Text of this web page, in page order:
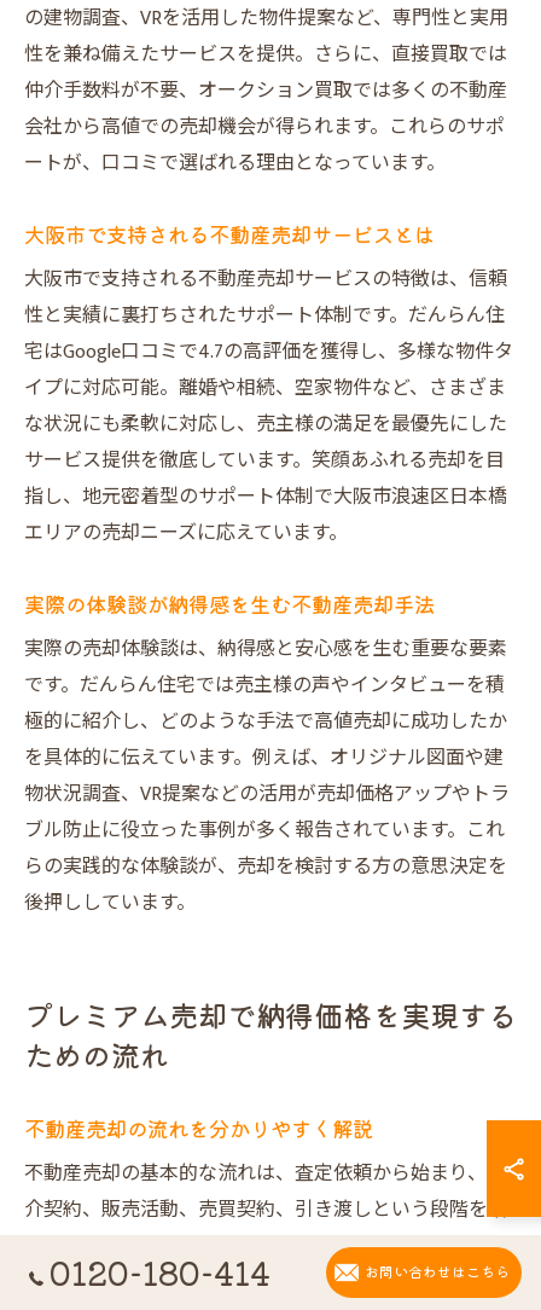
の建物調査、VRを活用した物件提案など、専門性と実用
性を兼ね備えたサービスを提供。さらに、直接買取では
仲介手数料が不要、オークション買取では多くの不動産
会社から高値での売却機会が得られます。これらのサポ
ートが、口コミで選ばれる理由となっています。
大阪市で支持される不動産売却サービスとは
大阪市で支持される不動産売却サービスの特徴は、信頼
性と実績に裏打ちされたサポート体制です。だんらん住
宅はGoogle口コミで4.7の高評価を獲得し、多様な物件タ
イプに対応可能。離婚や相続、空家物件など、さまざま
な状況にも柔軟に対応し、売主様の満足を最優先にした
サービス提供を徹底しています。笑顔あふれる売却を目
指し、地元密着型のサポート体制で大阪市浪速区日本橋
エリアの売却ニーズに応えています。
実際の体験談が納得感を生む不動産売却手法
実際の売却体験談は、納得感と安心感を生む重要な要素
です。だんらん住宅では売主様の声やインタビューを積
極的に紹介し、どのような手法で高値売却に成功したか
を具体的に伝えています。例えば、オリジナル図面や建
物状況調査、VR提案などの活用が売却価格アップやトラ
ブル防止に役立った事例が多く報告されています。これ
らの実践的な体験談が、売却を検討する方の意思決定を
後押ししています。
プレミアム売却で納得価格を実現する
ための流れ
不動産売却の流れを分かりやすく解説
不動産売却の基本的な流れは、査定依頼から始まり、媒
介契約、販売活動、売買契約、引き渡しという段階を踏
みます。大阪市浪速区日本橋エリアでは中古マンション
や一戸建て、店舗・土地など多様な物件が存在し、それ
0120-180-414 お問い合わせはこちら